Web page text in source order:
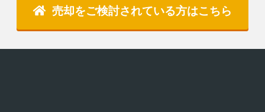
売却をご検討されている方はこちら